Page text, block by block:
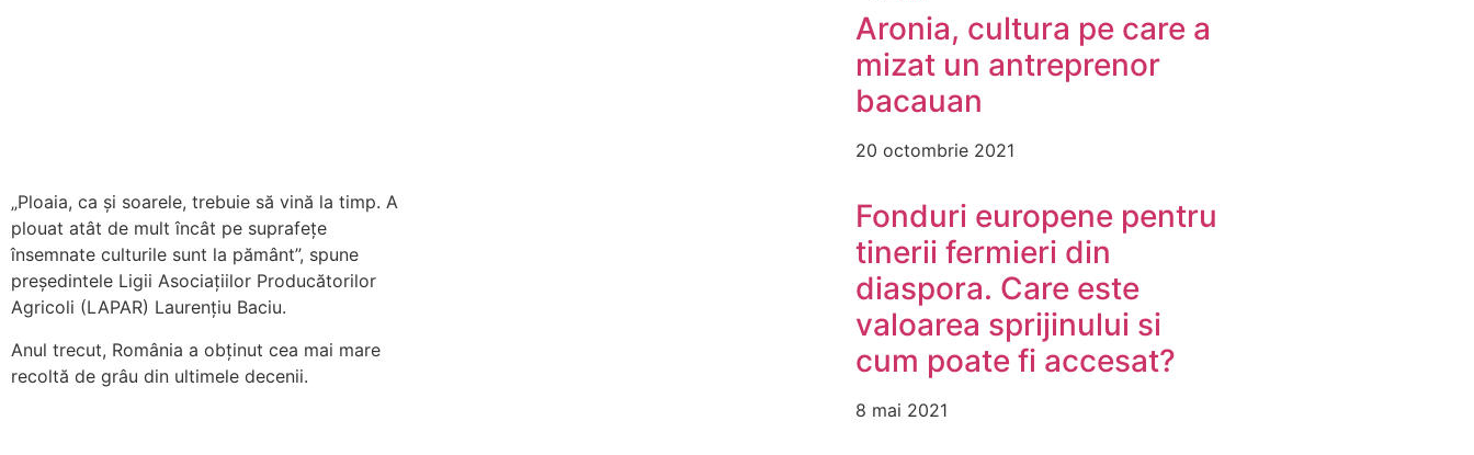
„Ploaia, ca și soarele, trebuie să vină la timp. A
plouat atât de mult încât pe suprafețe
însemnate culturile sunt la pământ”, spune
președintele Ligii Asociațiilor Producătorilor
Agricoli (LAPAR) Laurențiu Baciu.
Anul trecut, România a obținut cea mai mare
recoltă de grâu din ultimele decenii.
Aronia, cultura pe care a
mizat un antreprenor
bacauan
20 octombrie 2021
Fonduri europene pentru
tinerii fermieri din
diaspora. Care este
valoarea sprijinului si
cum poate fi accesat?
8 mai 2021